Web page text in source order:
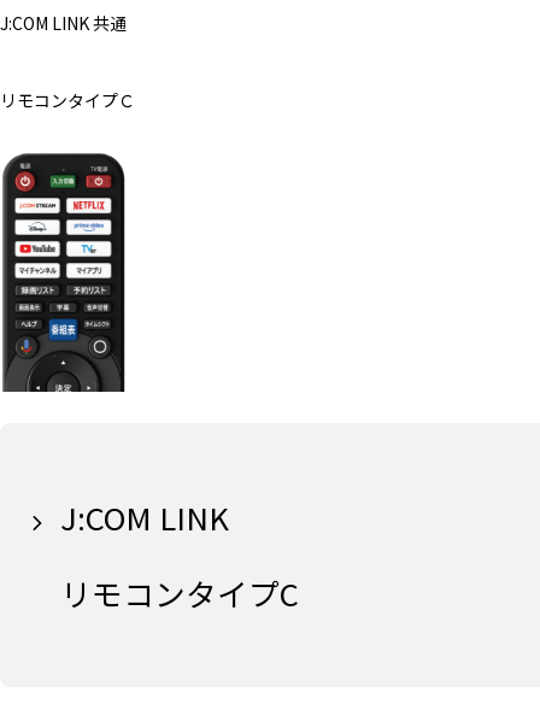
J:COM LINK 共通
リモコンタイプＣ
J:COM LINK
リモコンタイプC